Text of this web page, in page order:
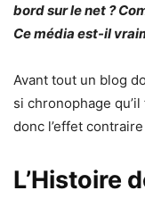
bord sur le net ?
Ce média est-il
Avant tout un blog
si chronophage
donc l’effet
L’Histoire